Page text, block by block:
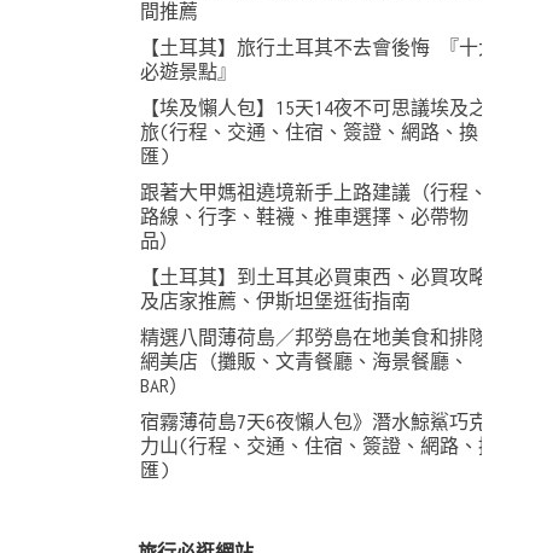
間推薦
【土耳其】旅行土耳其不去會後悔 『十大
必遊景點』
【埃及懶人包】15天14夜不可思議埃及之
旅(行程、交通、住宿、簽證、網路、換
匯)
跟著大甲媽祖遶境新手上路建議（行程、
路線、行李、鞋襪、推車選擇、必帶物
品）
【土耳其】到土耳其必買東西、必買攻略
及店家推薦、伊斯坦堡逛街指南
精選八間薄荷島／邦勞島在地美食和排隊
網美店（攤販、文青餐廳、海景餐廳、
BAR）
宿霧薄荷島7天6夜懶人包》潛水鯨鯊巧克
力山(行程、交通、住宿、簽證、網路、換
匯)